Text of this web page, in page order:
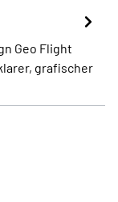
Geo Flight
grafischer